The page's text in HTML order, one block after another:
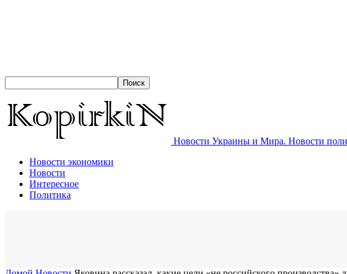
Новости Украины и Мира. Новости
Новости экономики
Новости
Интересное
Политика